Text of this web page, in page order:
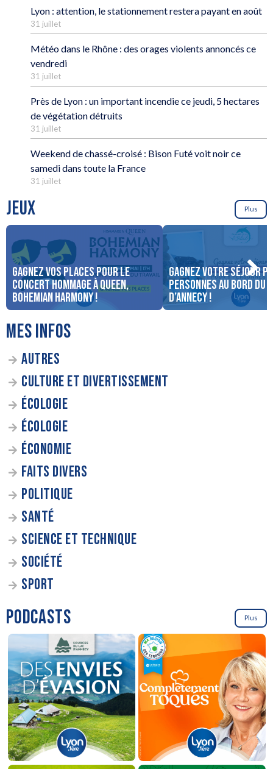
Lyon : attention, le stationnement restera payant en août
31 juillet
Météo dans le Rhône : des orages violents annoncés ce
vendredi
31 juillet
Près de Lyon : un important incendie ce jeudi, 5 hectares
de végétation détruits
31 juillet
Weekend de chassé-croisé : Bison Futé voit noir ce
samedi dans toute la France
31 juillet
JEUX Plus
Gagnez vos places pour le
concert Hommage à Queen,
Bohemian Harmony !
Gagnez votre séjour
personnes au bord du
d’Annecy !
MES INFOS
AUTRES
CULTURE ET DIVERTISSEMENT
ÉCOLOGIE
ÉCOLOGIE
ÉCONOMIE
FAITS DIVERS
POLITIQUE
SANTÉ
SCIENCE ET TECHNIQUE
SOCIÉTÉ
SPORT
PODCASTS Plus